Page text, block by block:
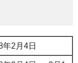
年2月4日